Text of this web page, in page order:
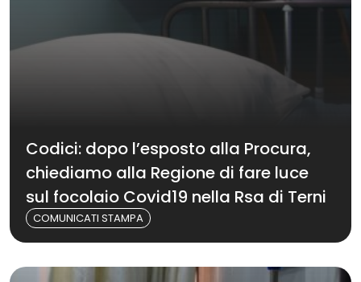
Codici: dopo l’esposto alla Procura,
chiediamo alla Regione di fare luce
sul focolaio Covid19 nella Rsa di Terni
COMUNICATI STAMPA